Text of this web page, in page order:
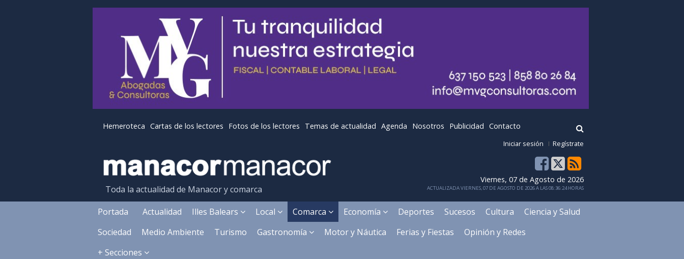
Hemeroteca Cartas de los lectores Fotos de los lectores Temas de actualidad Agenda Nosotros Publicidad Contacto
Iniciar sesión Regístrate
Toda la actualidad de Manacor y comarca
Viernes, 07 de Agosto de 2026
ACTUALIZADA VIERNES, 07 DE AGOSTO DE 2026 A LAS 08:36:24 HORAS
Portada Actualidad Illes Balears Local Comarca Economía Deportes Sucesos Cultura
Ciencia y Salud
Sociedad
Medio Ambiente Turismo Gastronomía Motor y Náutica Ferias y Fiestas
Opinión y Redes
+ Secciones